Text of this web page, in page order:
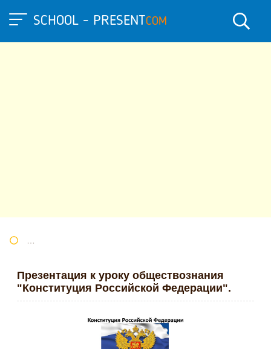
SCHOOL - PRESENTCOM
Презентация к уроку обществознания
"Конституция Российской Федерации".